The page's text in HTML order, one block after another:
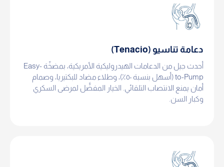
دعامة تناسيو (Tenacio)
أحدث جيل من الدعامات الهيدروليكية الأمريكية، بمضخّة Easy-
to-Pump (أسهل بنسبة ٥٠٪)، وطلاء مضاد للبكتيريا، وصمام
أمان يمنع الانتصاب التلقائي. الخيار المفضَّل لمرضى السكري
وكبار السن.